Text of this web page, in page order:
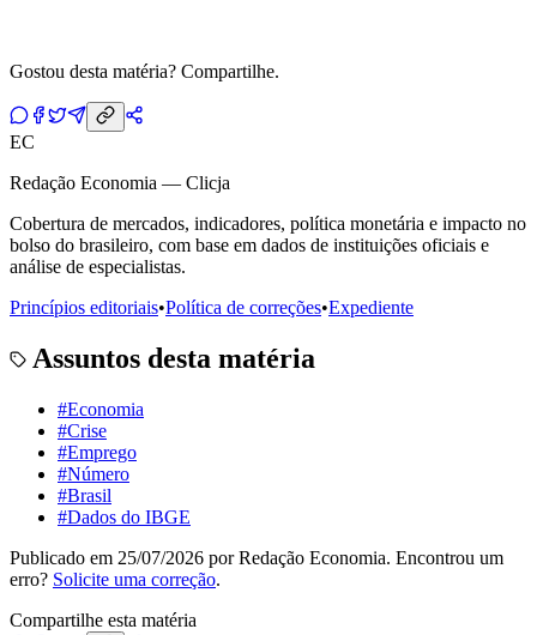
Gostou desta matéria? Compartilhe.
EC
Redação Economia — Clicja
Cobertura de mercados, indicadores, política monetária e impacto no
bolso do brasileiro, com base em dados de instituições oficiais e
análise de especialistas.
Princípios editoriais•Política de correções•Expediente
Assuntos desta matéria
#Economia
#Crise
#Emprego
#Número
#Brasil
#Dados do IBGE
Publicado em 25/07/2026 por Redação Economia. Encontrou um
erro? Solicite uma correção.
Compartilhe esta matéria